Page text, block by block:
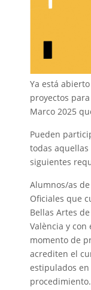
Ya está
proyectos
Marco 2025
Pueden
todas
siguientes
Alumnos/as
Oficiales que
Bellas Artes
València y
momento de
acrediten el
estipulados
procedimiento.